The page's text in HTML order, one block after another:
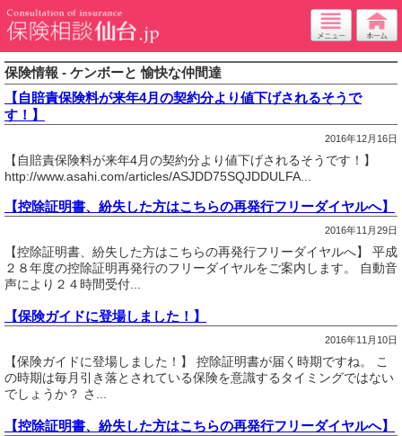
保険情報 - ケンボーと 愉快な仲間達
【自賠責保険料が来年4月の契約分より値下げされるそうで
す！】
2016年12月16日
【自賠責保険料が来年4月の契約分より値下げされるそうです！】
http://www.asahi.com/articles/ASJDD75SQJDDULFA...
【控除証明書、紛失した方はこちらの再発行フリーダイヤルへ】
2016年11月29日
【控除証明書、紛失した方はこちらの再発行フリーダイヤルへ】 平成
２８年度の控除証明再発行のフリーダイヤルをご案内します。 自動音
声により２４時間受付...
【保険ガイドに登場しました！】
2016年11月10日
【保険ガイドに登場しました！】 控除証明書が届く時期ですね。 こ
の時期は毎月引き落とされている保険を意識するタイミングではない
でしょうか？ さ...
【控除証明書、紛失した方はこちらの再発行フリーダイヤルへ】